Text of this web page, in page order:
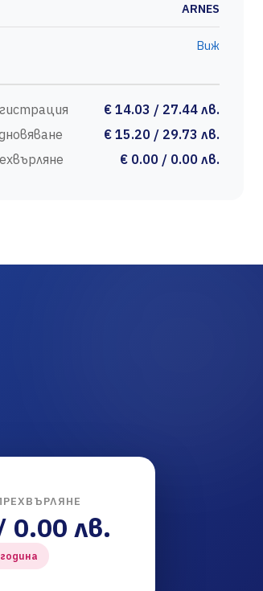
ARNES
Виж
€ 14.03 / 27.44 лв.
€ 15.20 / 29.73 лв.
€ 0.00 / 0.00 лв.
0.00 лв.